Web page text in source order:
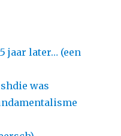
jaar later… (een
was